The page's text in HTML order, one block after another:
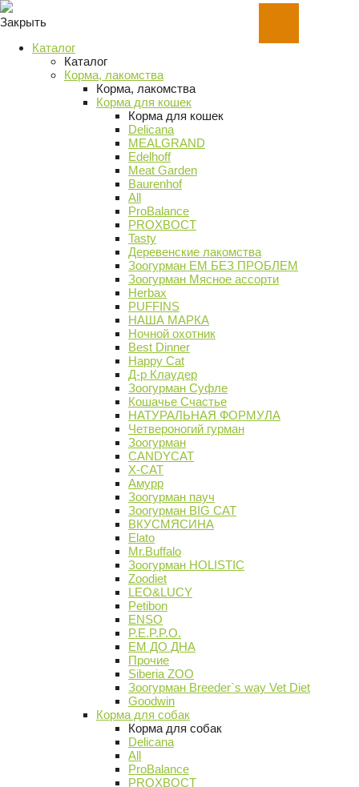
Закрыть
Каталог
Каталог
Корма, лакомства
Корма, лакомства
Корма для кошек
Корма для кошек
Delicana
MEALGRAND
Edelhoff
Meat Garden
Baurenhof
All
ProBalance
PROХВОСТ
Tasty
Деревенские лакомства
Зоогурман ЕМ БЕЗ ПРОБЛЕМ
Зоогурман Мясное ассорти
Herbax
PUFFINS
НАША МАРКА
Ночной охотник
Best Dinner
Happy Cat
Д-р Клаудер
Зоогурман Суфле
Кошачье Счастье
НАТУРАЛЬНАЯ ФОРМУЛА
Четвероногий гурман
Зоогурман
CANDYCAT
X-CAT
Амурр
Зоогурман пауч
Зоогурман BIG CAT
ВКУСМЯСИНА
Elato
Mr.Buffalo
Зоогурман HOLISTIC
Zoodiet
LEO&LUCY
Petibon
ENSO
P.E.P.P.O.
ЕМ ДО ДНА
Прочие
Siberia ZOO
Зоогурман Breeder`s way Vet Diet
Goodwin
Корма для собак
Корма для собак
Delicana
All
ProBalance
PROХВОСТ